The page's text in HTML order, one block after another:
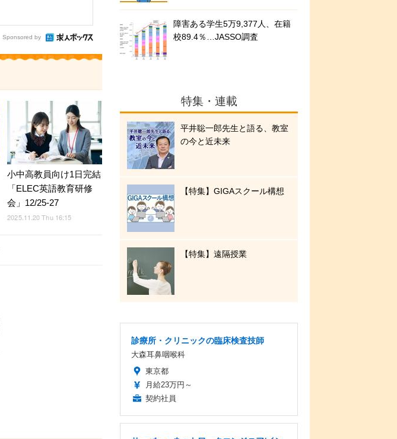
Sponsored by
小中高教員向け1日完結
「ELEC英語教育研修
会」12/25-27
2025.11.20 Thu 16:15
障害ある学生5万9,377人、在籍
校89.4％…JASSO調査
特集・連載
平井聡一郎先生と語る、教室
の今と近未来
【特集】GIGAスクール構想
【特集】遠隔授業
診療所・クリニックの臨床検査技師
大森耳鼻咽喉科
東京都
月給23万円～
契約社員